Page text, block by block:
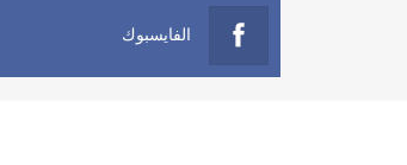
الفايسبوك